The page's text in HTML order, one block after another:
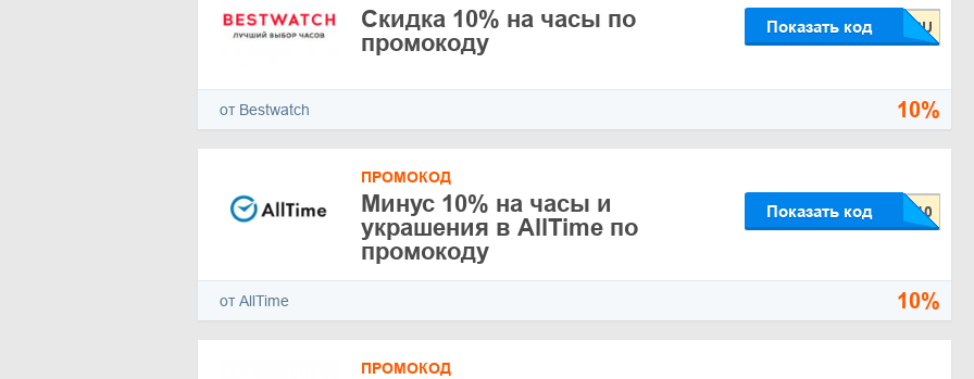
Скидка 10% на часы по
промокоду
Показать код
от Bestwatch 10%
ПРОМОКОД
Минус 10% на часы и
украшения в AllTime по
промокоду
Показать код
от AllTime 10%
ПРОМОКОД